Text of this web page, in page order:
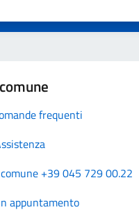
frequenti
+39 045 729 00.22
appuntamento